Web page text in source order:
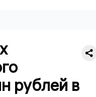
рублей в